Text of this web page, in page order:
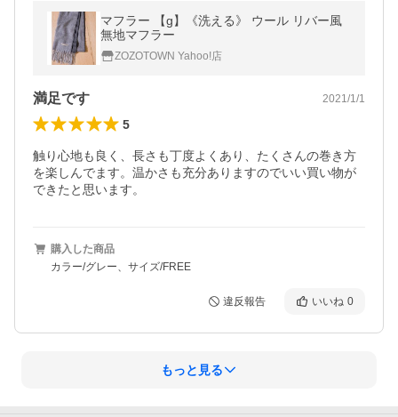
マフラー 【g】《洗える》 ウール リバー風
無地マフラー
ZOZOTOWN Yahoo!店
満足です 2021/1/1
5
触り心地も良く、長さも丁度よくあり、たくさんの巻き方
を楽しんでます。温かさも充分ありますのでいい買い物が
できたと思います。
購入した商品
カラー/グレー、サイズ/FREE
違反報告 いいね 0
もっと見る